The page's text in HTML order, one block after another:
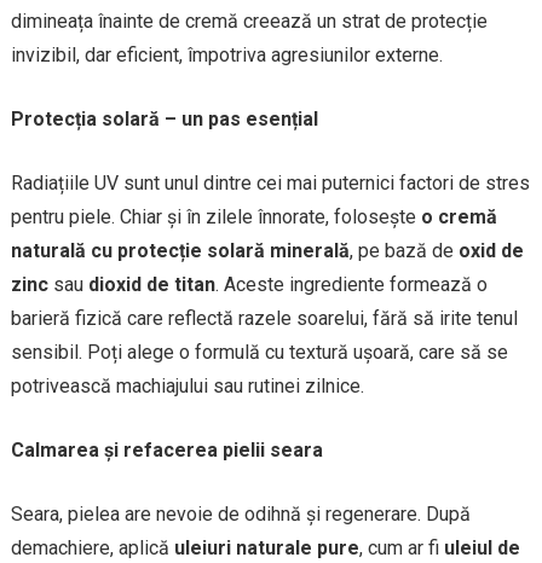
dimineața înainte de cremă creează un strat de protecție
invizibil, dar eficient, împotriva agresiunilor externe.
Protecția solară – un pas esențial
Radiațiile UV sunt unul dintre cei mai puternici factori de stres
pentru piele. Chiar și în zilele înnorate, folosește o cremă
naturală cu protecție solară minerală, pe bază de oxid de
zincsau dioxid de titan. Aceste ingrediente formează o
barieră fizică care reflectă razele soarelui, fără să irite tenul
sensibil. Poți alege o formulă cu textură ușoară, care să se
potrivească machiajului sau rutinei zilnice.
Calmarea și refacerea pielii seara
Seara, pielea are nevoie de odihnă și regenerare. După
demachiere, aplică uleiuri naturale pure, cum ar fi uleiul de